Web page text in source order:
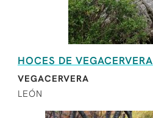
HOCES DE VEGACERVERA
VEGACERVERA
LEÓN